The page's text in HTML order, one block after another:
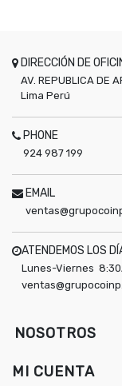
DIRECCIÓN DE
AV. REPUBLICA DE
Lima Perú
PHONE
924 987 199
EMAIL
ATENDEMOS LOS
Lunes-Viernes
NOSOTROS
MI CUENTA